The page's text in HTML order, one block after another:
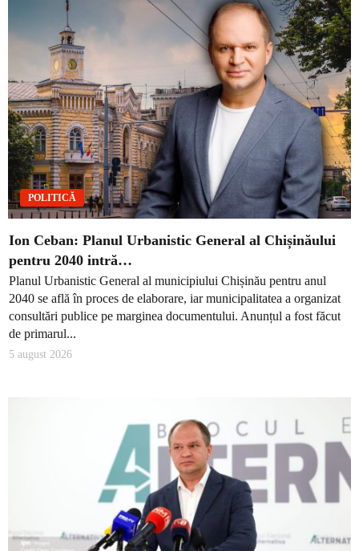
POLITICĂ
Ion Ceban: Planul Urbanistic General al Chișinăului
pentru 2040 intră…
Planul Urbanistic General al municipiului Chișinău pentru anul
2040 se află în proces de elaborare, iar municipalitatea a organizat
consultări publice pe marginea documentului. Anunțul a fost făcut
de primarul...
5 august 2026